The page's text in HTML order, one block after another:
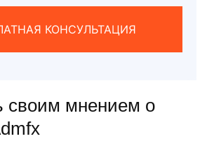
КОНСУЛЬТАЦИЯ
своим мнением о